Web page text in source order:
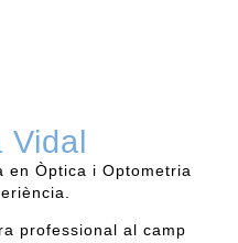
Vidal
en Òptica i Optometria
professional al camp